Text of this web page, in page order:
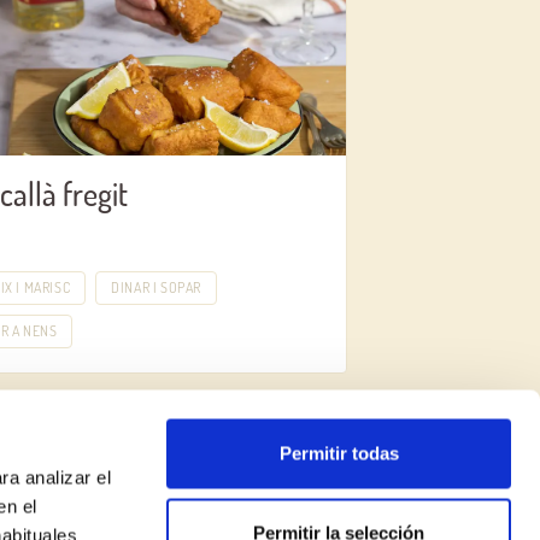
analizar el
el
Permitir todas
Permitir la selección
fregit
I MARISC DINAR I SOPAR
A NENS